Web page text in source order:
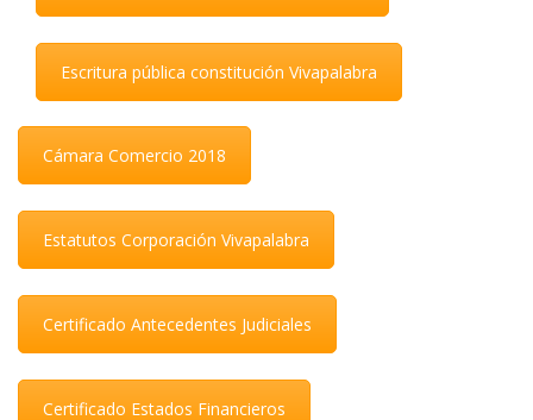
Escritura pública constitución Vivapalabra
Cámara Comercio 2018
Estatutos Corporación Vivapalabra
Certificado Antecedentes Judiciales
Certificado Estados Financieros